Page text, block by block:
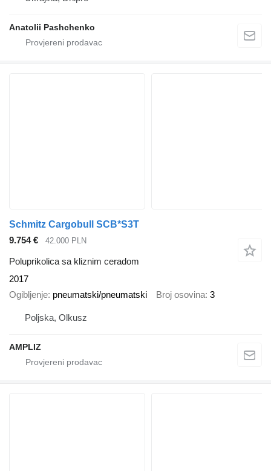
Anatolii Pashchenko
Schmitz Cargobull SCB*S3T
9.754 €
42.000 PLN
Poluprikolica sa kliznim ceradom
2017
Ogibljenje pneumatski/pneumatski Broj osovina 3
Poljska, Olkusz
AMPLIZ